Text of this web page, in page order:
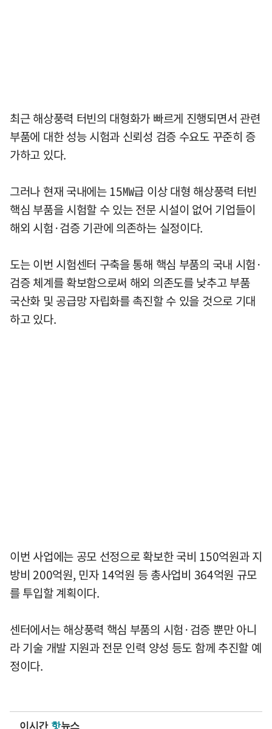
최근 해상풍력 터빈의 대형화가 빠르게 진행되면서 관련
부품에 대한 성능 시험과 신뢰성 검증 수요도 꾸준히 증
가하고 있다.
그러나 현재 국내에는 15㎿급 이상 대형 해상풍력 터빈
핵심 부품을 시험할 수 있는 전문 시설이 없어 기업들이
해외 시험·검증 기관에 의존하는 실정이다.
도는 이번 시험센터 구축을 통해 핵심 부품의 국내 시험·
검증 체계를 확보함으로써 해외 의존도를 낮추고 부품
국산화 및 공급망 자립화를 촉진할 수 있을 것으로 기대
하고 있다.
이번 사업에는 공모 선정으로 확보한 국비 150억원과 지
방비 200억원, 민자 14억원 등 총사업비 364억원 규모
를 투입할 계획이다.
센터에서는 해상풍력 핵심 부품의 시험·검증 뿐만 아니
라 기술 개발 지원과 전문 인력 양성 등도 함께 추진할 예
정이다.
이시간 핫뉴스